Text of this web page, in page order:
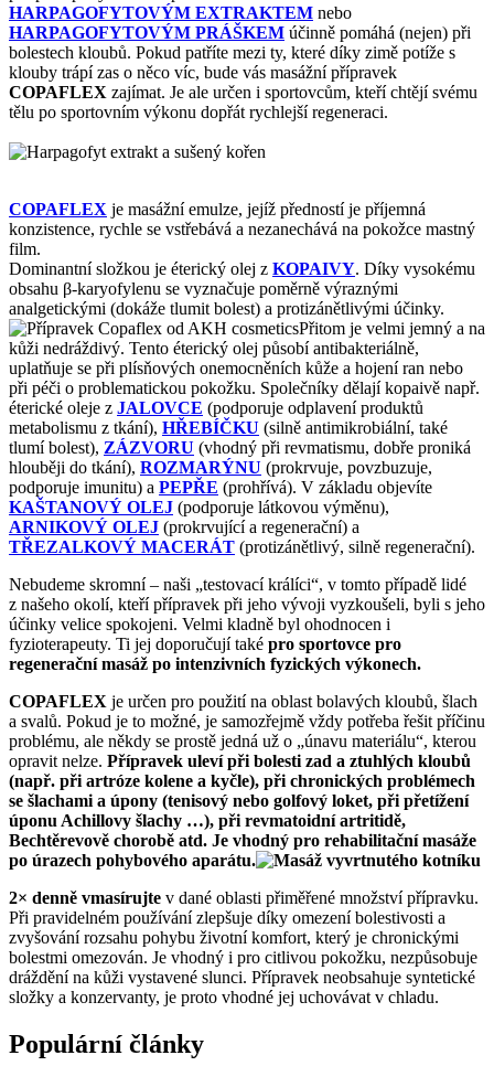
HARPAGOFYTOVÝM EXTRAKTEM nebo
HARPAGOFYTOVÝM PRÁŠKEM účinně pomáhá (nejen) při
bolestech kloubů. Pokud patříte mezi ty, které díky zimě potíže s
klouby trápí zas o něco víc, bude vás masážní přípravek
COPAFLEX zajímat. Je ale určen i sportovcům, kteří chtějí svému
tělu po sportovním výkonu dopřát rychlejší regeneraci.
COPAFLEX je masážní emulze, jejíž předností je příjemná
konzistence, rychle se vstřebává a nezanechává na pokožce mastný
film.
Dominantní složkou je éterický olej z KOPAIVY. Díky vysokému
obsahu β-karyofylenu se vyznačuje poměrně výraznými
analgetickými (dokáže tlumit bolest) a protizánětlivými účinky.
Přitom je velmi jemný a na
kůži nedráždivý. Tento éterický olej působí antibakteriálně,
uplatňuje se při plísňových onemocněních kůže a hojení ran nebo
při péči o problematickou pokožku. Společníky dělají kopaivě např.
éterické oleje z JALOVCE (podporuje odplavení produktů
metabolismu z tkání), HŘEBÍČKU (silně antimikrobiální, také
tlumí bolest), ZÁZVORU (vhodný při revmatismu, dobře proniká
hlouběji do tkání), ROZMARÝNU (prokrvuje, povzbuzuje,
podporuje imunitu) a PEPŘE (prohřívá). V základu objevíte
KAŠTANOVÝ OLEJ (podporuje látkovou výměnu),
ARNIKOVÝ OLEJ (prokrvující a regenerační) a
TŘEZALKOVÝ MACERÁT (protizánětlivý, silně regenerační).
Nebudeme skromní – naši „testovací králíci“, v tomto případě lidé
z našeho okolí, kteří přípravek při jeho vývoji vyzkoušeli, byli s jeho
účinky velice spokojeni. Velmi kladně byl ohodnocen i
fyzioterapeuty. Ti jej doporučují také pro sportovce pro
regenerační masáž po intenzivních fyzických výkonech.
COPAFLEX je určen pro použití na oblast bolavých kloubů, šlach
a svalů. Pokud je to možné, je samozřejmě vždy potřeba řešit příčinu
problému, ale někdy se prostě jedná už o „únavu materiálu“, kterou
opravit nelze. Přípravek uleví při bolesti zad a ztuhlých kloubů
(např. při artróze kolene a kyčle), při chronických problémech
se šlachami a úpony (tenisový nebo golfový loket, při přetížení
úponu Achillovy šlachy …), při revmatoidní artritidě,
Bechtěrevově chorobě atd. Je vhodný pro rehabilitační masáže
po úrazech pohybového aparátu.
2× denně vmasírujte v dané oblasti přiměřené množství přípravku.
Při pravidelném používání zlepšuje díky omezení bolestivosti a
zvyšování rozsahu pohybu životní komfort, který je chronickými
bolestmi omezován. Je vhodný i pro citlivou pokožku, nezpůsobuje
dráždění na kůži vystavené slunci. Přípravek neobsahuje syntetické
složky a konzervanty, je proto vhodné jej uchovávat v chladu.
Populární články